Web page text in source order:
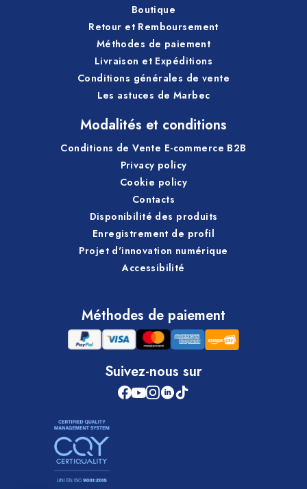
Boutique
Retour et Remboursement
Méthodes de paiement
Livraison et Expéditions
Conditions générales de vente
Les astuces de Marbec
Modalités et conditions
Conditions de Vente E-commerce B2B
Privacy policy
Cookie policy
Contacts
Disponibilité des produits
Enregistrement de profil
Projet d'innovation numérique
Accessibilité
Méthodes de paiement
Suivez-nous sur